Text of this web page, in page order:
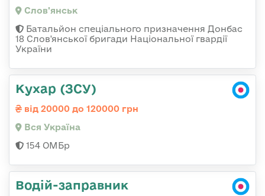
Слов'янськ
Батальйон спеціального призначення Донбас
18 Слов'янської бригади Національної гвардії
України
Кухар (ЗСУ)
від 20000 до 120000 грн
Вся Україна
154 ОМБр
Водій-заправник